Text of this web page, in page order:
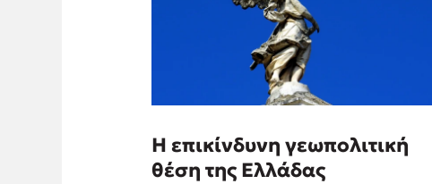
Η επικίνδυνη γεωπολιτική
θέση της Ελλάδας